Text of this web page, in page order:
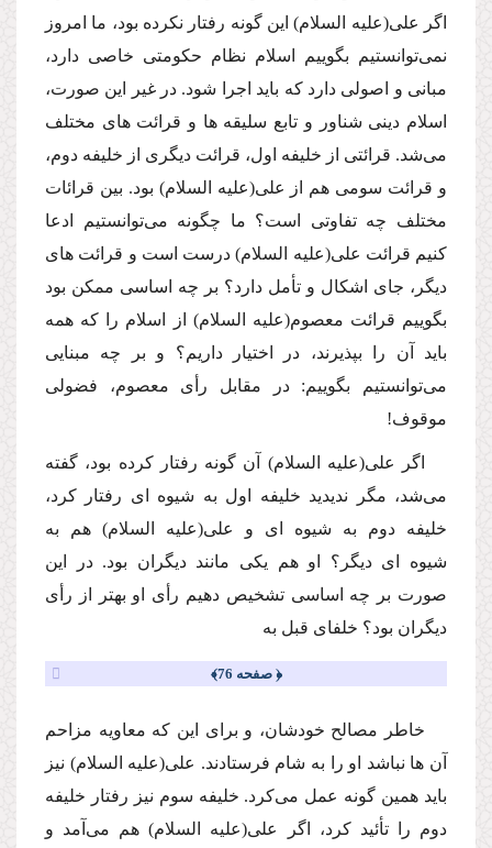
اگر على(علیه السلام)این گونه رفتار نكرده بود، ما امروز
نمى‌توانستیم بگوییم اسلام نظام حكومتى خاصى دارد،
مبانى و اصولى دارد كه باید اجرا شود. در غیر این صورت،
اسلام دینى شناور و تابع سلیقه ها و قرائت هاى مختلف
مى‌شد. قرائتى از خلیفه اول، قرائت دیگرى از خلیفه دوم،
و قرائت سومى هم از على(علیه السلام) بود. بین قرائات
مختلف چه تفاوتى است؟ ما چگونه مى‌توانستیم ادعا
كنیم قرائت على(علیه السلام)درست است و قرائت هاى
دیگر، جاى اشكال و تأمل دارد؟ بر چه اساسى ممكن بود
بگوییم قرائت معصوم(علیه السلام) از اسلام را كه همه
باید آن را بپذیرند، در اختیار داریم؟ و بر چه مبنایى
مى‌توانستیم بگوییم: در مقابل رأى معصوم، فضولى
موقوف!
اگر على(علیه السلام) آن گونه رفتار كرده بود، گفته
مى‌شد، مگر ندیدید خلیفه اول به شیوه اى رفتار كرد،
خلیفه دوم به شیوه اى و على(علیه السلام) هم به
شیوه اى دیگر؟ او هم یكى مانند دیگران بود. در این
صورت بر چه اساسى تشخیص دهیم رأى او بهتر از رأى
دیگران بود؟ خلفاى قبل به
﴿ صفحه 76﴾
خاطر مصالح خودشان، و براى این كه معاویه مزاحم
آن ها نباشد او را به شام فرستادند. على(علیه السلام) نیز
باید همین گونه عمل مى‌كرد. خلیفه سوم نیز رفتار خلیفه
دوم را تأئید كرد، اگر على(علیه السلام)هم مى‌آمد و